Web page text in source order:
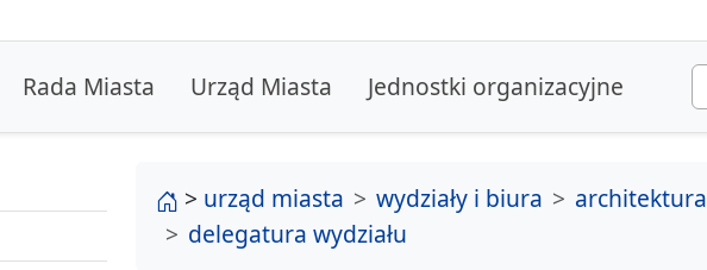
Rada Miasta Urząd Miasta Jednostki organizacyjne
strona główna
> urząd miasta wydziały i biura
delegatura wydziału